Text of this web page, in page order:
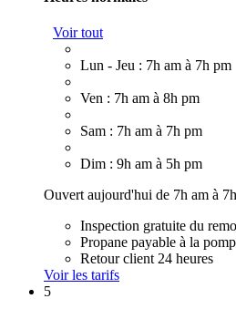
Voir tout
Lun - Jeu : 7h am à 7h pm
Ven : 7h am à 8h pm
Sam : 7h am à 7h pm
Dim : 9h am à 5h pm
Ouvert aujourd'hui de 7h am à
Inspection gratuite du
Propane payable à la
Retour client 24 heures
Voir les tarifs
5